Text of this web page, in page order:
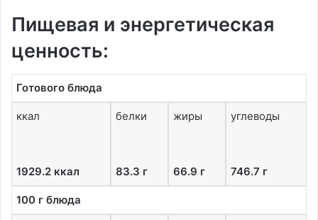
Пищевая и энергетическая
ценность:
Готового блюда
ккал
1929.2 ккал
белки
83.3 г
жиры
66.9 г
углеводы
746.7 г
100 г блюда